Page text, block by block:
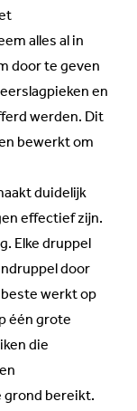
alles al in
door te geven
en
werden. Dit
bewerkt om
duidelijk
effectief zijn.
Elke druppel
door
werkt op
één grote
die
grond bereikt.